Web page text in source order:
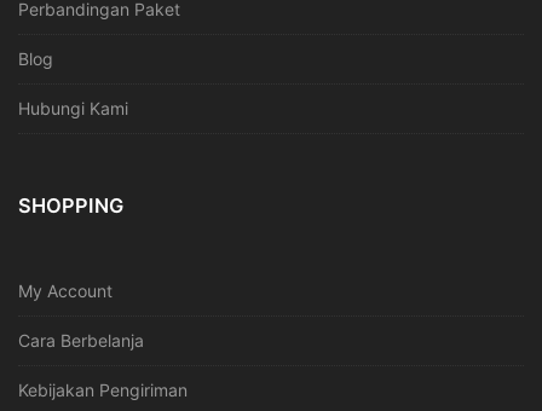
Perbandingan Paket
Blog
Hubungi Kami
SHOPPING
My Account
Cara Berbelanja
Kebijakan Pengiriman